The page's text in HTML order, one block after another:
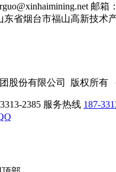
邮箱：
股份有限公司 版权所有
服务热线 187-